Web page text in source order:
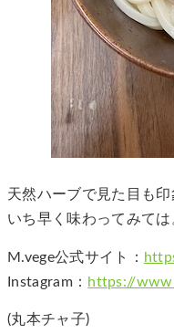
天然ハーブで見た目も
いち早く味わってみては
M.vege公式サイト：
Instagram： https://
(丸本チャ子)